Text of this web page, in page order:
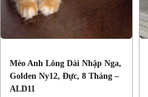
Mèo Anh Lông Dài Nhập Nga,
Golden Ny12, Đực, 8 Tháng –
ALD11